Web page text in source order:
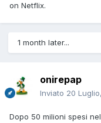
on Netflix.
1 month later...
onirepap
Inviato 20
Dopo 50 milioni spesi